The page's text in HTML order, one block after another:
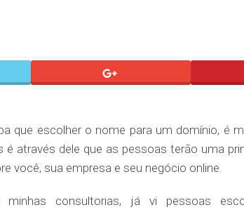
que escolher o nome para um domínio, é
é através dele que as pessoas terão uma
você, sua empresa e seu negócio online.
minhas consultorias, já vi pessoas